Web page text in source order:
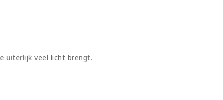
uiterlijk veel licht brengt.